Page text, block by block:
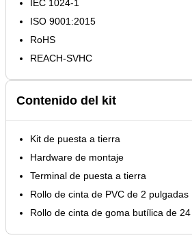
IEC 1024-1
ISO 9001:2015
RoHS
REACH-SVHC
Contenido del kit
Kit de puesta a tierra
Hardware de montaje
Terminal de puesta a tierra
Rollo de cinta de PVC de 2 pulgadas
Rollo de cinta de goma butílica de